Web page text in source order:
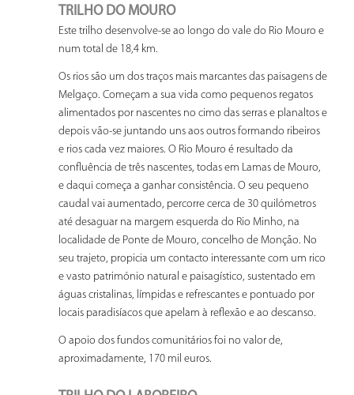
TRILHO DO MOURO
Este trilho desenvolve-se ao longo do vale do Rio Mouro e
num total de 18,4 km.
Os rios são um dos traços mais marcantes das paisagens de
Melgaço. Começam a sua vida como pequenos regatos
alimentados por nascentes no cimo das serras e planaltos e
depois vão-se juntando uns aos outros formando ribeiros
e rios cada vez maiores. O Rio Mouro é resultado da
confluência de três nascentes, todas em Lamas de Mouro,
e daqui começa a ganhar consistência. O seu pequeno
caudal vai aumentado, percorre cerca de 30 quilómetros
até desaguar na margem esquerda do Rio Minho, na
localidade de Ponte de Mouro, concelho de Monção. No
seu trajeto, propicia um contacto interessante com um rico
e vasto património natural e paisagístico, sustentado em
águas cristalinas, límpidas e refrescantes e pontuado por
locais paradisíacos que apelam à reflexão e ao descanso.
O apoio dos fundos comunitários foi no valor de,
aproximadamente, 170 mil euros.